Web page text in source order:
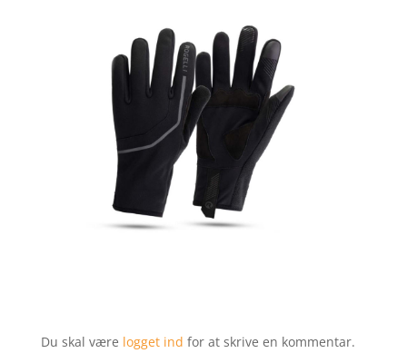
Du skal være logget ind for at skrive en kommentar.